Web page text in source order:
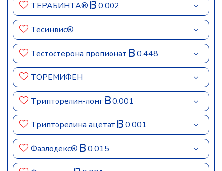
ТЕРАБИНТА® 0.002
Тесинвис®
Тестостерона пропионат 0.448
ТОРЕМИФЕН
Трипторелин-лонг 0.001
Трипторелина ацетат 0.001
Фазлодекс® 0.015